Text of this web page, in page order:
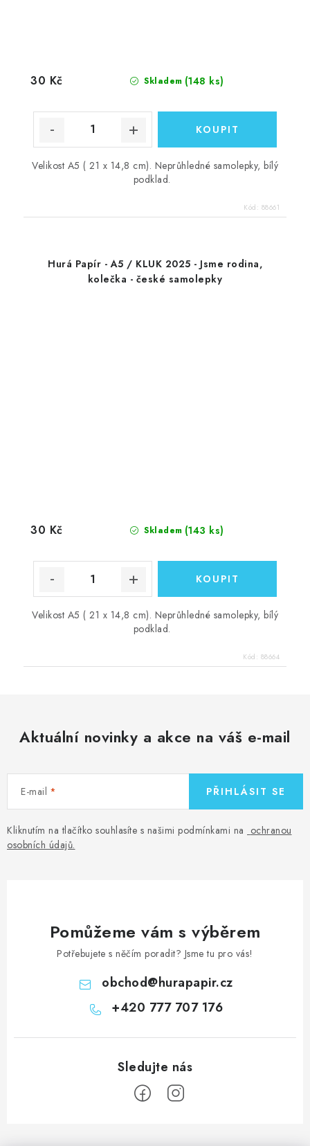
Skladem (148 ks)
30 Kč
Velikost A5 ( 21 x 14,8 cm). Neprůhledné samolepky, bílý
podklad.
Kód: 88661
Hurá Papír - A5 / KLUK 2025 - Jsme rodina,
kolečka - české samolepky
Skladem (143 ks)
30 Kč
Velikost A5 ( 21 x 14,8 cm). Neprůhledné samolepky, bílý
podklad.
Kód: 88664
Aktuální novinky a akce na váš e-mail
E-mail
Kliknutím na tlačítko souhlasíte s našimi podmínkami na ochranou
osobních údajů.
PŘIHLÁSIT SE
Pomůžeme vám s výběrem
Potřebujete s něčím poradit? Jsme tu pro vás!
obchod@hurapapir.cz
+420 777 707 176